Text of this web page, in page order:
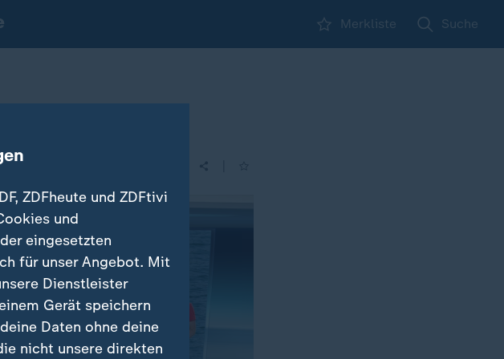
Merkliste Suche
Algen
ZDFheute und ZDFtivi
und
eingesetzten
für unser Angebot. Mit
Dienstleister
Gerät speichern
Daten ohne deine
nicht unsere direkten